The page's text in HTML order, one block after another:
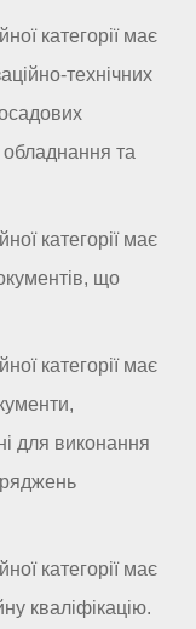
категорії має
технічних
обладнання та
категорії має
що
категорії має
для виконання
категорії має
кваліфікацію.